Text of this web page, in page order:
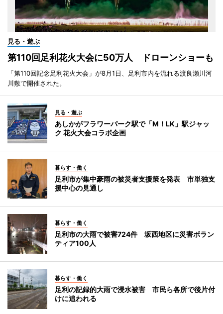
見る・遊ぶ
第110回足利花火大会に50万人 ドローンショーも
「第110回記念足利花火大会」が8月1日、足利市内を流れる渡良瀬川河
川敷で開催された。
見る・遊ぶ
あしかがフラワーパーク駅で「M！LK」駅ジャッ
ク 花火大会コラボ企画
暮らす・働く
足利市が集中豪雨の被災者支援策を発表 市単独支
援中心の見通し
暮らす・働く
足利市の大雨で被害724件 坂西地区に災害ボラン
ティア100人
暮らす・働く
足利の記録的大雨で浸水被害 市民ら各所で後片付
けに追われる